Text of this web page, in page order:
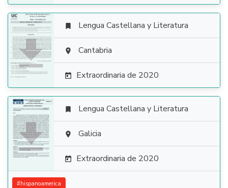

 Lengua Castellana y Literatura
 Cantabria
 Extraordinaria de 2020

 Lengua Castellana y Literatura
 Galicia
 Extraordinaria de 2020
#hispanoamerica